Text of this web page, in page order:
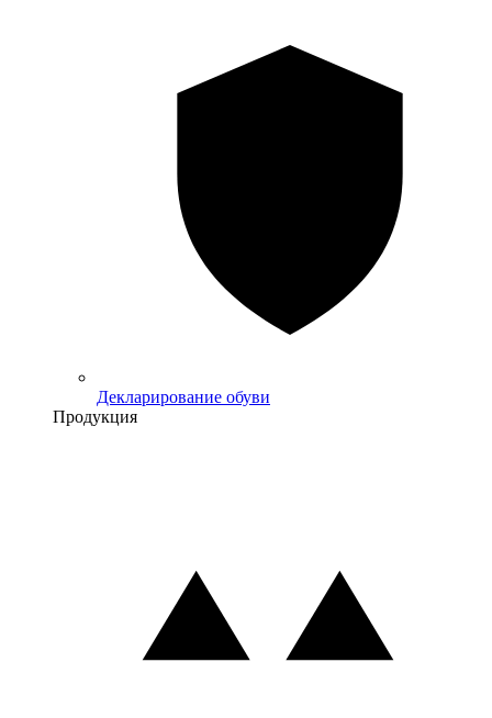
Декларирование обуви
Продукция